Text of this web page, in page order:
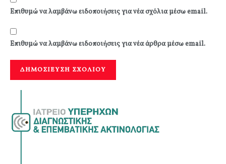
Επιθυμώ να λαμβάνω ειδοποιήσεις για νέα σχόλια μέσω email.
Επιθυμώ να λαμβάνω ειδοποιήσεις για νέα άρθρα μέσω email.